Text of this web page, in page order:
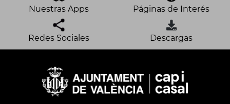
Nuestras Apps Páginas de Interés
Redes Sociales Descargas